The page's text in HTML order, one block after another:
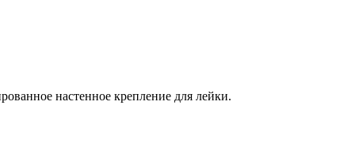
настенное крепление для лейки.